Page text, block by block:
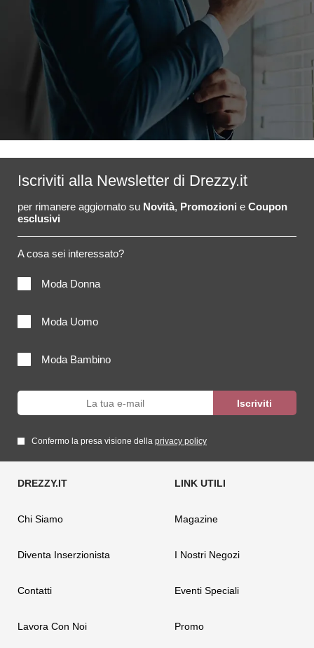
Iscriviti alla Newsletter di Drezzy.it
per rimanere aggiornato su Novità, Promozioni e Coupon
esclusivi
A cosa sei interessato?
Moda Donna
Moda Uomo
Moda Bambino
Confermo la presa visione della privacy policy
Chi Siamo
Diventa Inserzionista
Contatti
Lavora Con Noi
Magazine
I Nostri Negozi
Eventi Speciali
Promo